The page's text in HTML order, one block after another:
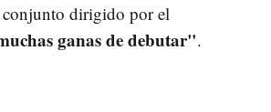
conjunto dirigido por el
ganas de debutar".